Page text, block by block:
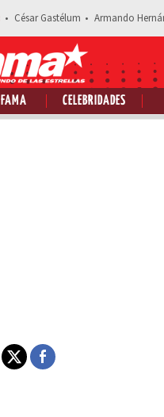
César Gastélum Armando
FAMA CELEBRIDADES